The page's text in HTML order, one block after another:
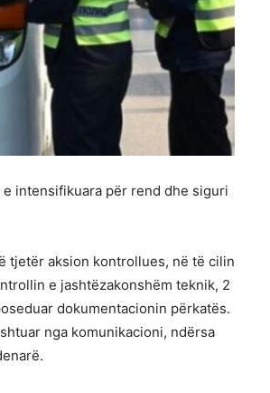
intensifikuara për rend dhe siguri
tjetër aksion kontrollues, në të cilin
e jashtëzakonshëm teknik, 2
dokumentacionin përkatës.
nga komunikacioni, ndërsa